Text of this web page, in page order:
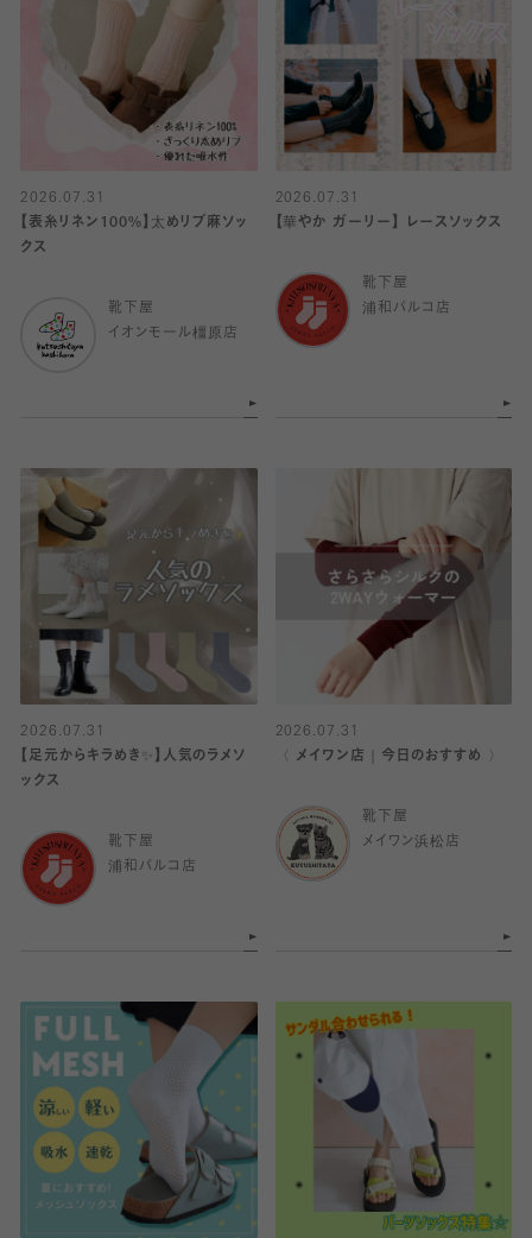
2026.07.31
【表糸リネン100%】太めリブ麻ソッ
クス
靴下屋
イオンモール橿原店
2026.07.31
【華やか ガーリー】 レースソックス
靴下屋
浦和パルコ店
2026.07.31
【足元からキラめき✨️】人気のラメソ
ックス
靴下屋
浦和パルコ店
2026.07.31
〈 メイワン店｜今日のおすすめ 〉
靴下屋
メイワン浜松店